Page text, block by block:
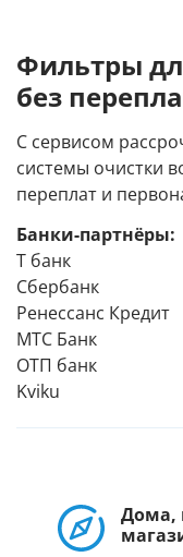
Фильтры
без
С сервисом
системы очистки
переплат и
Банки-партнёры:
Т банк
Сбербанк
Ренессанс Кредит
МТС Банк
ОТП банк
Kviku
Дома,